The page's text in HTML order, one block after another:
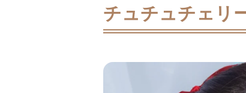
チュチュチェリ